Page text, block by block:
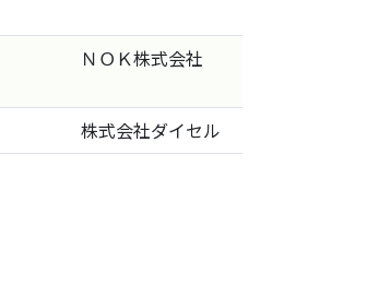
ＮＯＫ株式会社
株式会社ダイセル